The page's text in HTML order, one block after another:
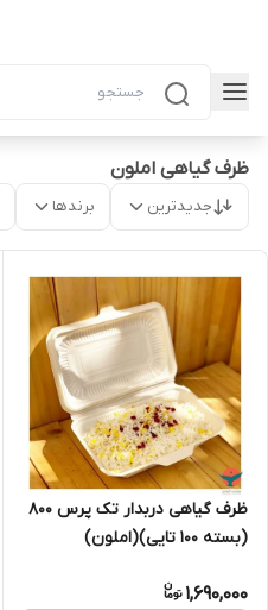
ظرف گیاهی املون
جدیدترین برندها
ظرف گیاهی دربدار تک پرس ۸۰۰
(بسته ۱۰۰ تایی)(املون)
1,690,000